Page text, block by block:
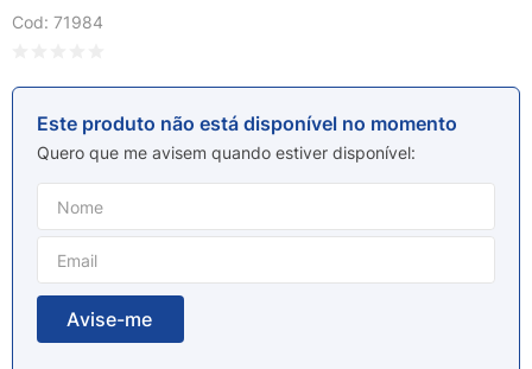
Cod: 71984
Este produto não está disponível no momento
Quero que me avisem quando estiver disponível
lenço umedecido
10º desodorante